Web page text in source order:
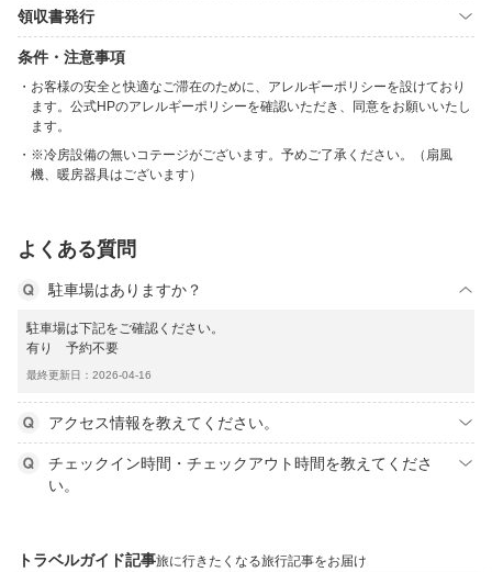
領収書発行
条件・注意事項
お客様の安全と快適なご滞在のために、アレルギーポリシーを設けており
ます。公式HPのアレルギーポリシーを確認いただき、同意をお願いいたし
ます。
※冷房設備の無いコテージがございます。予めご了承ください。（扇風
機、暖房器具はございます）
よくある質問
駐車場はありますか？
駐車場は下記をご確認ください。
有り 予約不要
最終更新日：2026-04-16
アクセス情報を教えてください。
チェックイン時間・チェックアウト時間を教えてくださ
い。
トラベルガイド記事旅に行きたくなる旅行記事をお届け